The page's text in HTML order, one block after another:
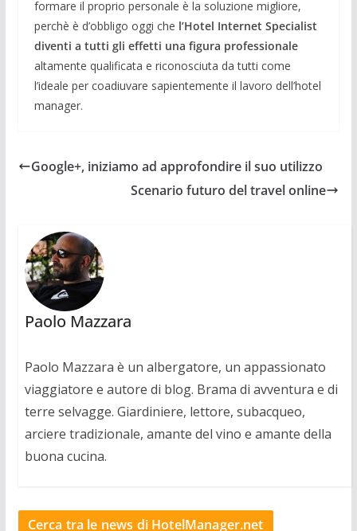
formare il proprio personale è la soluzione migliore,
perchè è d’obbligo oggi che l’Hotel Internet Specialist
diventi a tutti gli effetti una figura professionale
altamente qualificata e riconosciuta da tutti come
l’ideale per coadiuvare sapientemente il lavoro dell’hotel
manager.
Google+, iniziamo ad approfondire il suo utilizzo
Scenario futuro del travel online
Paolo Mazzara
Paolo Mazzara è un albergatore, un appassionato
viaggiatore e autore di blog. Brama di avventura e di
terre selvagge. Giardiniere, lettore, subacqueo,
arciere tradizionale, amante del vino e amante della
buona cucina.
Cerca tra le news di HotelManager.net